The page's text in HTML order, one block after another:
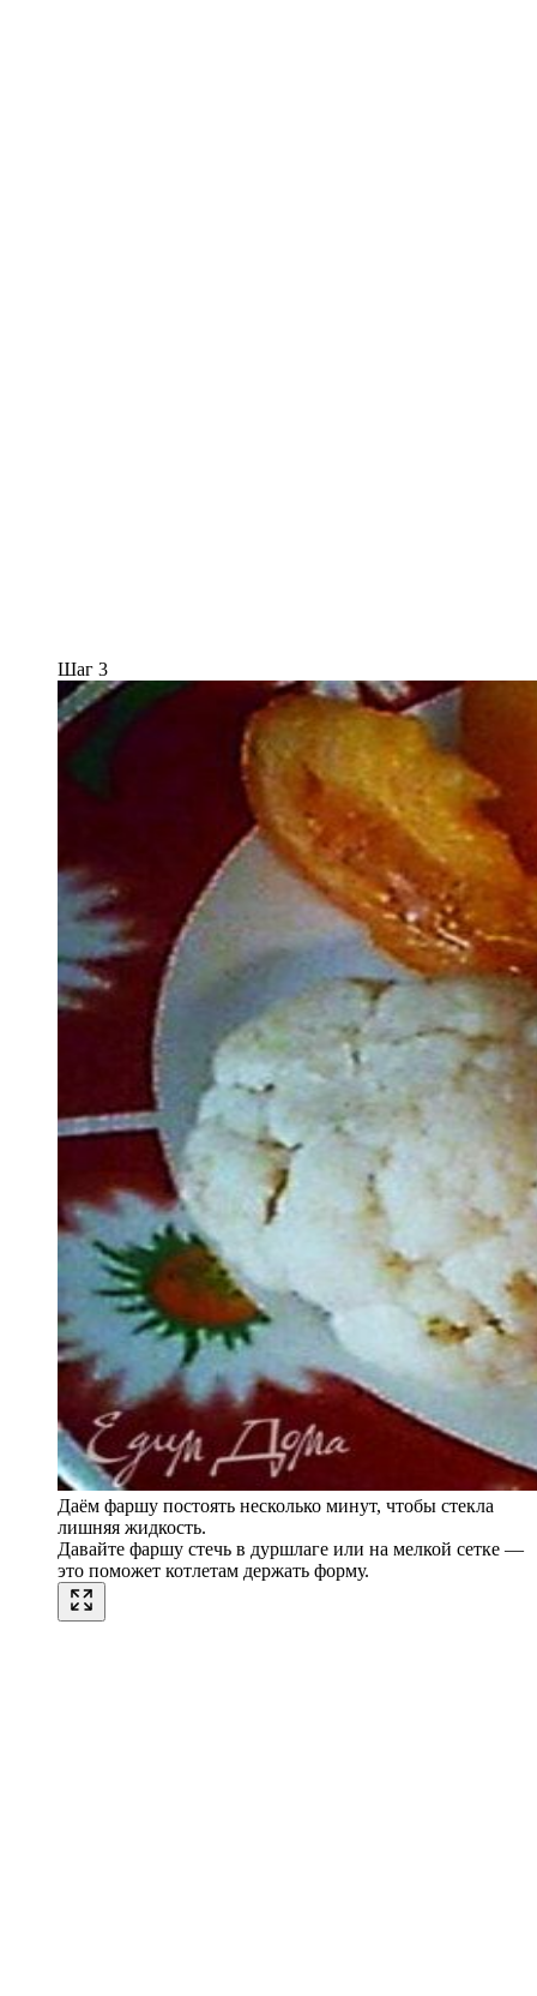
Шаг 3
Даём фаршу постоять несколько минут, чтобы стекла
лишняя жидкость.
Давайте фаршу стечь в дуршлаге или на мелкой сетке —
это поможет котлетам держать форму.